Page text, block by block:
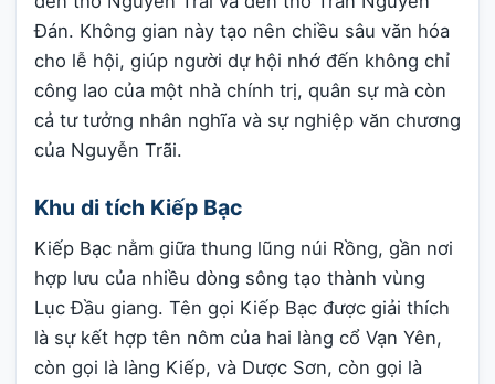
Đán. Không gian này tạo nên chiều sâu văn hóa
cho lễ hội, giúp người dự hội nhớ đến không chỉ
công lao của một nhà chính trị, quân sự mà còn
cả tư tưởng nhân nghĩa và sự nghiệp văn chương
của Nguyễn Trãi.
Khu di tích Kiếp Bạc
Kiếp Bạc nằm giữa thung lũng núi Rồng, gần nơi
hợp lưu của nhiều dòng sông tạo thành vùng
Lục Đầu giang. Tên gọi Kiếp Bạc được giải thích
là sự kết hợp tên nôm của hai làng cổ Vạn Yên,
còn gọi là làng Kiếp, và Dược Sơn, còn gọi là